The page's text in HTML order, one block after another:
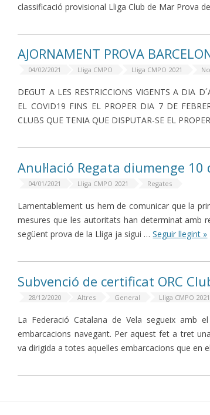
classificació provisional Lliga Club de Mar Prova
AJORNAMENT PROVA
04/02/2021 Lliga CMPO Lliga CMPO 2021
DEGUT A LES RESTRICCIONS VIGENTS A DIA
EL COVID19 FINS EL PROPER DIA 7 DE
CLUBS QUE TENIA QUE DISPUTAR-SE EL
Anul·lació Regata diumenge 10
04/01/2021 Lliga CMPO 2021 Regates
Lamentablement us hem de comunicar que la
mesures que les autoritats han determinat amb
següent prova de la Lliga ja sigui …Seguir llegint »
Subvenció de certificat ORC
28/12/2020 Altres General Lliga CMPO 2021
La Federació Catalana de Vela segueix amb
embarcacions navegant. Per aquest fet a tret
va dirigida a totes aquelles embarcacions que en